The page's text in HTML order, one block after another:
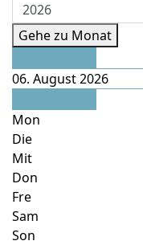
Gehe zu Monat
06. August 2026
Mon
Die
Mit
Don
Fre
Sam
Son